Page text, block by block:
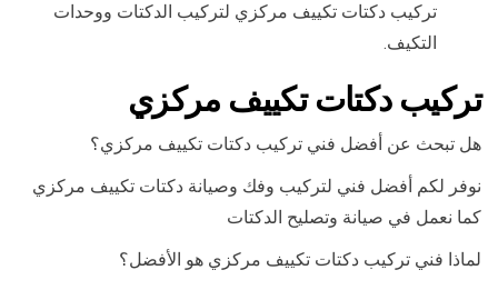
تركيب دكتات تكييف مركزي لتركيب الدكتات ووحدات
التكيف.
تركيب دكتات تكييف مركزي
هل تبحث عن أفضل فني تركيب دكتات تكييف مركزي؟
نوفر لكم أفضل فني لتركيب وفك وصيانة دكتات تكييف مركزي
كما نعمل في صيانة وتصليح الدكتات
لماذا فني تركيب دكتات تكييف مركزي هو الأفضل؟